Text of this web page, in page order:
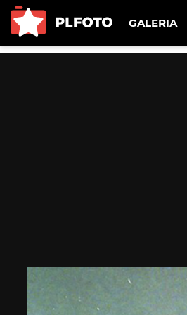
GALERIA